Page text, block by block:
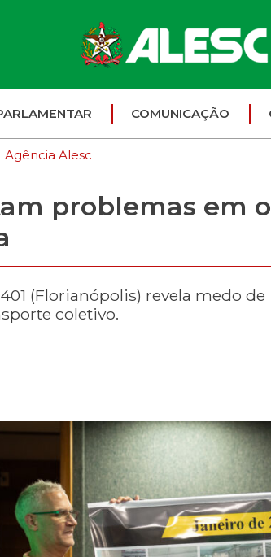
COMUNICAÇÃO
Agência Alesc
problemas em
(Florianópolis) revela medo
coletivo.